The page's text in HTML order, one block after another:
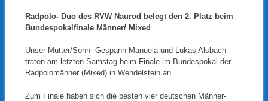
Radpolo- Duo des RVW Naurod belegt den 2. Platz beim
BundespokalfinaleMänner/ Mixed
Unser Mutter/Sohn- Gespann Manuela und Lukas Alsbach
traten am letzten Samstag beim Finale im Bundespokal der
Radpolomänner (Mixed) in Wendelstein an.
Zum Finale haben sich die besten vier deutschen Männer-